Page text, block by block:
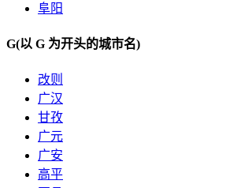
阜阳
G(以 G 为开头的城市名)
改则
广汉
甘孜
广元
广安
高平